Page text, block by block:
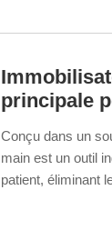
principale
Conçu dans un
main est un outil
patient, éliminant